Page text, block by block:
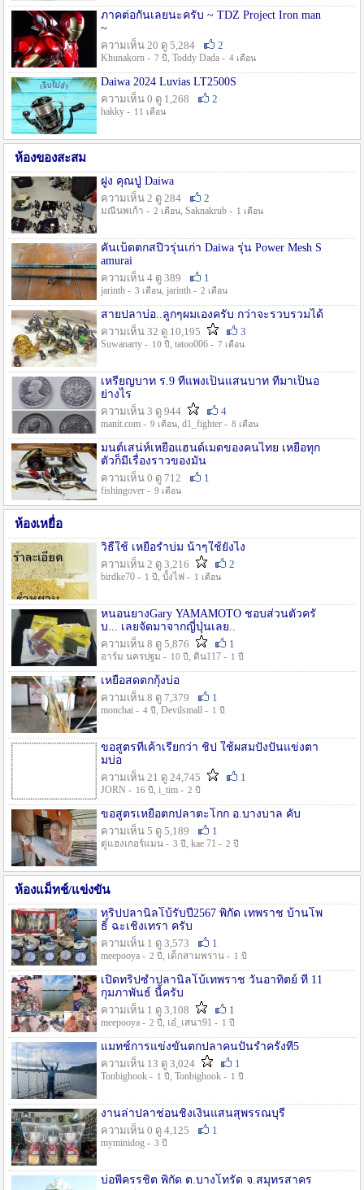
ภาคต่อกันเลยนะครับ ~ TDZ Project Iron man
~
ความเห็น 20 ดู 5,284
2
Khunakorn - 7 ปี , Toddy Dada - 4 เดือน
Daiwa 2024 Luvias LT2500S
ความเห็น 0 ดู 1,268
2
hakky - 11 เดือน
ห้องของสะสม
ฝูง คุณปู่ Daiwa
ความเห็น 2 ดู 284
2
มณีนพเก้า - 2 เดือน, Saknakrub - 1 เดือน
คันเบ็ดตกสปิ๋วรุ่นเก่า Daiwa รุ่น Power Mesh S
amurai
ความเห็น 4 ดู 389
1
jarinth - 3 เดือน, jarinth - 2 เดือน
สายปลาบ่อ..ลูกๆผมเองครับ กว่าจะรวบรวมได้
ความเห็น 32 ดู 10,195
3
Suwanarty - 10 ปี , tatoo006 - 7 เดือน
เหรียญบาท ร.9 ที่แพงเป็นแสนบาท ที่มาเป็นอ
ย่างไร
ความเห็น 3 ดู 944
4
manit.com - 9 เดือน, d1_fighter - 8 เดือน
มนต์เสน่ห์เหยื่อแฮนด์เมดของคนไทย เหยื่อทุก
ตัวก็มีเรื่องราวของมัน
ความเห็น 0 ดู 712
1
fishingover - 9 เดือน
ห้องเหยื่อ
วิธืใช้ เหยื่อรำบ่ม น้าๆใช้ยังไง
ความเห็น 2 ดู 3,216
2
birdke70 - 1 ปี , บั้งไฟ - 1 เดือน
หนอนยางGary YAMAMOTO ชอบส่วนตัวครั
บ... เลยจัดมาจากญี่ปุ่นเลย..
ความเห็น 8 ดู 5,876
1
อาร์ม นครปฐม - 10 ปี , ดิน117 - 1 ปี
เหยื่อสดตกกุ้งบ่อ
ความเห็น 8 ดู 7,379
1
monchai - 4 ปี , Devilsmall - 1 ปี
ขอสูตรที่เค้าเรียกว่า ชิป ใช้ผสมปังปั่นแข่งตา
มบ่อ
ความเห็น 21 ดู 24,745
1
JORN - 16 ปี , i_tim - 2 ปี
ขอสูตรเหยื่อตกปลาตะโกก อ.บางบาล คับ
ความเห็น 5 ดู 5,189
1
ตู่แฮงเกอร์แมน - 3 ปี , kae 71 - 2 ปี
ห้องแม็ทช์/แข่งขัน
ทริปปลานิลโบ้รับปี2567 พิกัด เทพราช บ้านโพ
ธิ์ ฉะเชิงเทรา ครับ
ความเห็น 1 ดู 3,573
1
meepooya - 2 ปี , เด็กสามพราน - 1 ปี
เปิดทริปซ้ำปลานิลโบ้เทพราช วันอาทิตย์ ที่ 11
กุมภาพันธ์ นี้ครับ
ความเห็น 1 ดู 3,108
1
meepooya - 2 ปี , เอ๋_เสนา91 - 1 ปี
แมทช์การแข่งขั้นตกปลาคนปั้นรำครั้งที่5
ความเห็น 13 ดู 3,024
1
Tonbighook - 1 ปี , Tonbighook - 1 ปี
งานล่าปลาช่อนชิงเงินแสนสุพรรณบุรี
ความเห็น 0 ดู 4,125
1
myminidog - 3 ปี
บ่อพี่ครรชิต พิกัด ต.บางโทรัด จ.สมุทรสาคร